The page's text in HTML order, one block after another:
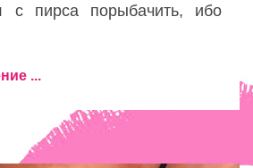
пирса порыбачить, ибо
...